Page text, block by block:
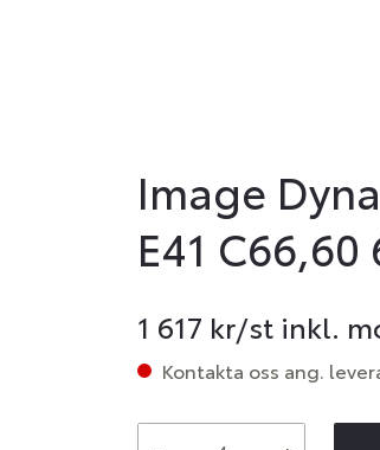
Image
E41 C66,60
1 617 kr/st inkl.
Kontakta oss ang.